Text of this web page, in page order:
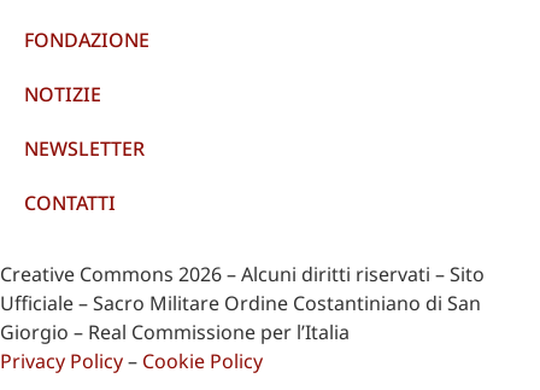
FONDAZIONE
NOTIZIE
NEWSLETTER
CONTATTI
Creative Commons 2026 – Alcuni diritti riservati – Sito
Ufficiale – Sacro Militare Ordine Costantiniano di San
Giorgio – Real Commissione per l’Italia
Privacy Policy– Cookie Policy